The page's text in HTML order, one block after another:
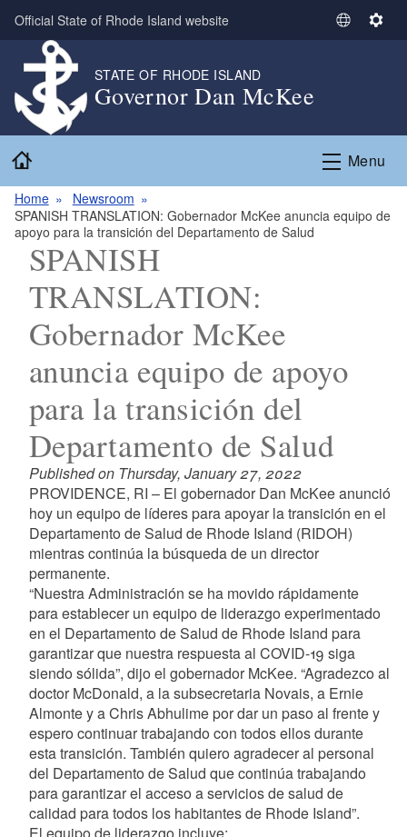
Skip to main content
Official State of Rhode Island website
S
t
L
g
S
n
g
STATE OF RHODE ISLAND
Governor Dan McKee
Menu
Home
Newsroom
SPANISH TRANSLATION: Gobernador McKee anuncia equipo de
apoyo para la transición del Departamento de Salud
SPANISH
TRANSLATION:
Gobernador McKee
anuncia equipo de apoyo
para la transición del
Departamento de Salud
Published on Thursday, January 27, 2022
PROVIDENCE, RI – El gobernador Dan McKee anunció
hoy un equipo de líderes para apoyar la transición en el
Departamento de Salud de Rhode Island (RIDOH)
mientras continúa la búsqueda de un director
permanente.
“Nuestra Administración se ha movido rápidamente
para establecer un equipo de liderazgo experimentado
en el Departamento de Salud de Rhode Island para
garantizar que nuestra respuesta al COVID-19 siga
siendo sólida”, dijo el gobernador McKee. “Agradezco al
doctor McDonald, a la subsecretaria Novais, a Ernie
Almonte y a Chris Abhulime por dar un paso al frente y
espero continuar trabajando con todos ellos durante
esta transición. También quiero agradecer al personal
del Departamento de Salud que continúa trabajando
para garantizar el acceso a servicios de salud de
calidad para todos los habitantes de Rhode Island”.
El equipo de liderazgo incluye: